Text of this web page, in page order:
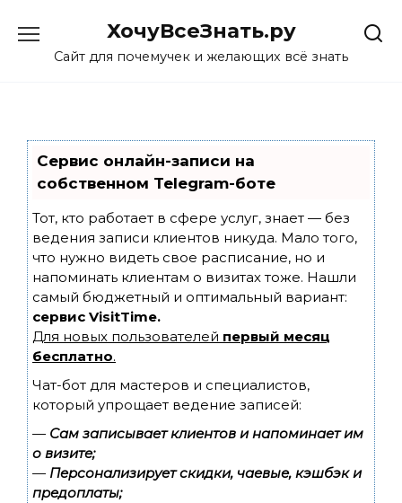
content
ХочуВсеЗнать.ру
Сайт для почемучек и желающих всё знать
Сервис онлайн-записи на
собственном Telegram-боте
Тот, кто работает в сфере услуг, знает — без
ведения записи клиентов никуда. Мало того,
что нужно видеть свое расписание, но и
напоминать клиентам о визитах тоже. Нашли
самый бюджетный и оптимальный вариант:
сервис VisitTime.
Для новых пользователей первый месяц
бесплатно.
Чат-бот для мастеров и специалистов,
который упрощает ведение записей:
— Сам записывает клиентов и напоминает им
о визите;
— Персонализирует скидки, чаевые, кэшбэк и
предоплаты;